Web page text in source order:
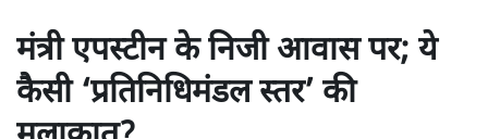
मंत्री एपस्टीन के निजी आवास पर; ये
कैसी ‘प्रतिनिधिमंडल स्तर’ की